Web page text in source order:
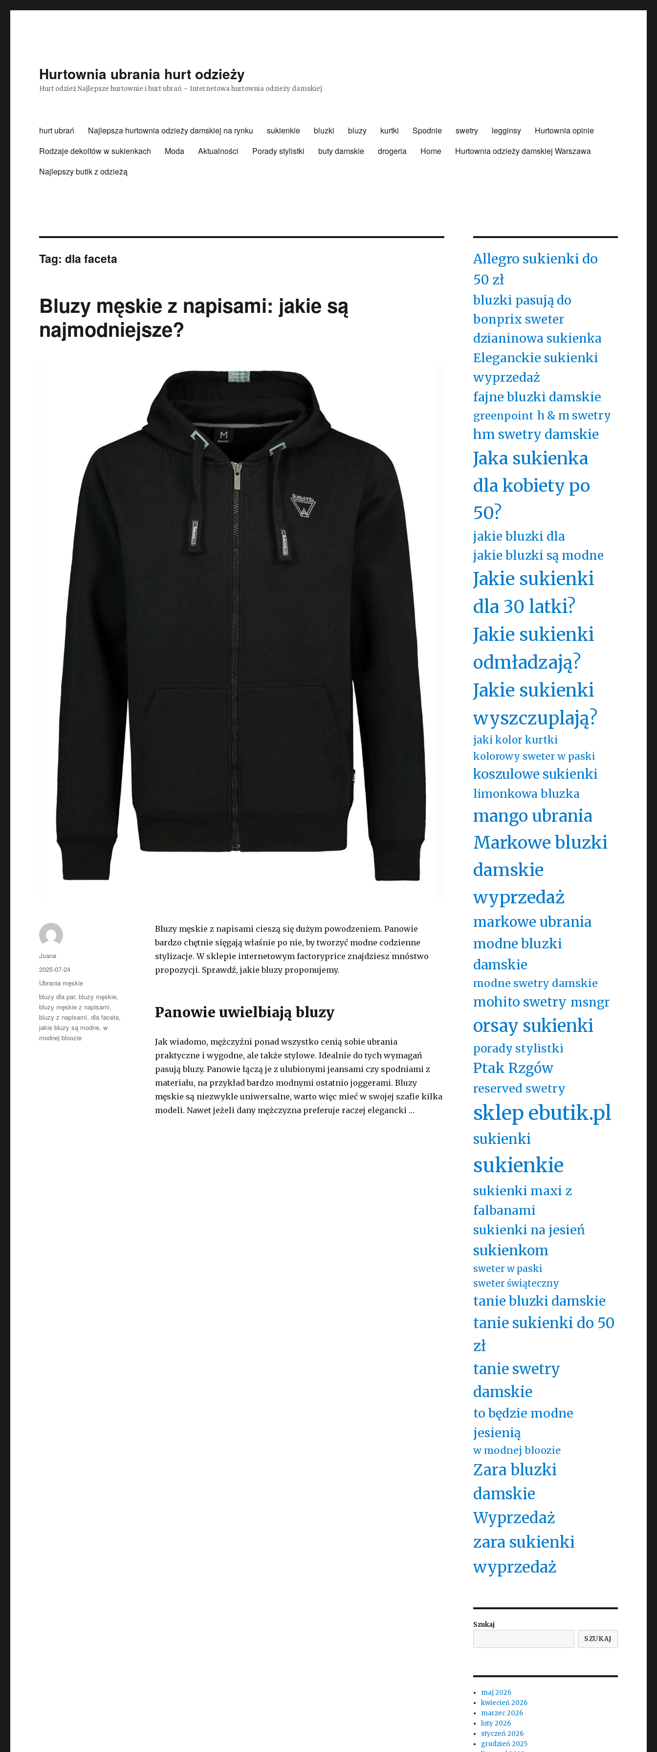
Hurtownia ubrania hurt odzieży
Hurt odzież Najlepsze hurtownie i hurt ubrań – Internetowa hurtownia odzieży damskiej
hurt ubrań Najlepsza hurtownia odzieży damskiej na rynku sukienkie bluzki bluzy kurtki Spodnie swetry legginsy
Hurtownia opinie
Rodzaje dekoltów w sukienkach
Moda Aktualności Porady stylistki buty damskie drogeria Home
Hurtownia odzieży damskiej Warszawa
Najlepszy butik z odzieżą
Tag:dla faceta
Bluzy męskie z napisami: jakie są
najmodniejsze?
Bluzy męskie z napisami cieszą się dużym powodzeniem. Panowie
bardzo chętnie sięgają właśnie po nie, by tworzyć modne codzienne
stylizacje. W sklepie internetowym factoryprice znajdziesz mnóstwo
propozycji. Sprawdź, jakie bluzy proponujemy.
Panowie uwielbiają bluzy
Jak wiadomo, mężczyźni ponad wszystko cenią sobie ubrania
praktyczne i wygodne, ale także stylowe. Idealnie do tych wymagań
pasują bluzy. Panowie łączą je z ulubionymi jeansami czy spodniami z
materiału, na przykład bardzo modnymi ostatnio joggerami. Bluzy
męskie są niezwykle uniwersalne, warto więc mieć w swojej szafie kilka
modeli. Nawet jeżeli dany mężczyzna preferuje raczej elegancki …
Autor
Joana
Opublikowano
2025-07-24
Kategorie
Ubrania męskie
Tagi
bluzy dla par,bluzy męskie,
bluzy męskie z napisami,
bluzy z napisami,dla faceta,
jakie bluzy są modne,w
modnej bloozie
Allegro sukienki do
50 zł
bluzki pasują do
bonprix sweter
dzianinowa sukienka
Eleganckie sukienki
wyprzedaż
fajne bluzki damskie
greenpoint h & m swetry
hm swetry damskie
Jaka sukienka
dla kobiety po
50?
jakie bluzki dla
jakie bluzki są modne
Jakie sukienki
dla 30 latki?
Jakie sukienki
odmładzają?
Jakie sukienki
wyszczuplają?
jaki kolor kurtki
kolorowy sweter w paski
koszulowe sukienki
limonkowa bluzka
mango ubrania
Markowe bluzki
damskie
wyprzedaż
markowe ubrania
modne bluzki
damskie
modne swetry damskie
mohito swetry msngr
orsay sukienki
porady stylistki
Ptak Rzgów
reserved swetry
sklep ebutik.pl
sukienki
sukienkie
sukienki maxi z
falbanami
sukienki na jesień
sukienkom
sweter w paski
sweter świąteczny
tanie bluzki damskie
tanie sukienki do 50
zł
tanie swetry
damskie
to będzie modne
jesienią
w modnej bloozie
Zara bluzki
damskie
Wyprzedaż
zara sukienki
wyprzedaż
Szukaj
SZUKAJ
maj 2026
kwiecień 2026
marzec 2026
luty 2026
styczeń 2026
grudzień 2025